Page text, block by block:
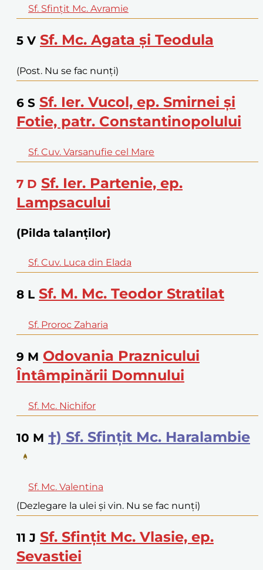
Sf. Sfințit Mc. Avramie
5 V Sf. Mc. Agata și Teodula
(Post. Nu se fac nunți)
6 S Sf. Ier. Vucol, ep. Smirnei și
Fotie, patr. Constantinopolului
Sf. Cuv. Varsanufie cel Mare
7 D Sf. Ier. Partenie, ep.
Lampsacului
(Pilda talanților)
Sf. Cuv. Luca din Elada
8 L Sf. M. Mc. Teodor Stratilat
Sf. Proroc Zaharia
9 M Odovania Praznicului
Întâmpinării Domnului
Sf. Mc. Nichifor
10 M †) Sf. Sfințit Mc. Haralambie
Sf. Mc. Valentina
(Dezlegare la ulei și vin. Nu se fac nunți)
11 J Sf. Sfințit Mc. Vlasie, ep.
Sevastiei